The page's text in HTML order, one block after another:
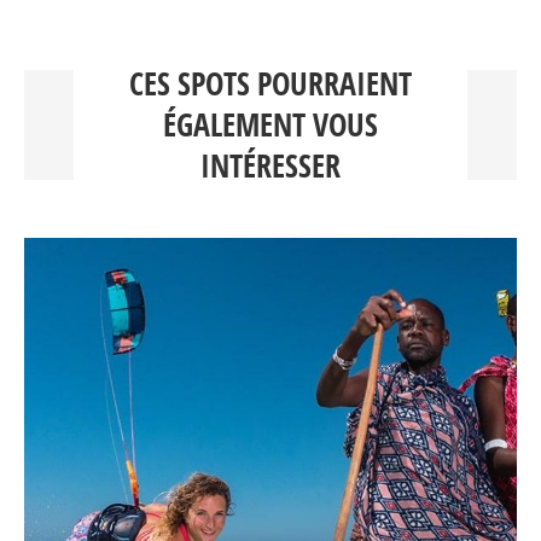
CES SPOTS POURRAIENT
ÉGALEMENT VOUS
INTÉRESSER